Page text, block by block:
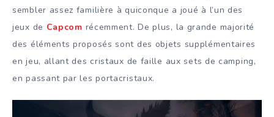
sembler assez familière à quiconque a joué à l’un des
jeux de Capcom récemment. De plus, la grande majorité
des éléments proposés sont des objets supplémentaires
en jeu, allant des cristaux de faille aux sets de camping,
en passant par les portacristaux.